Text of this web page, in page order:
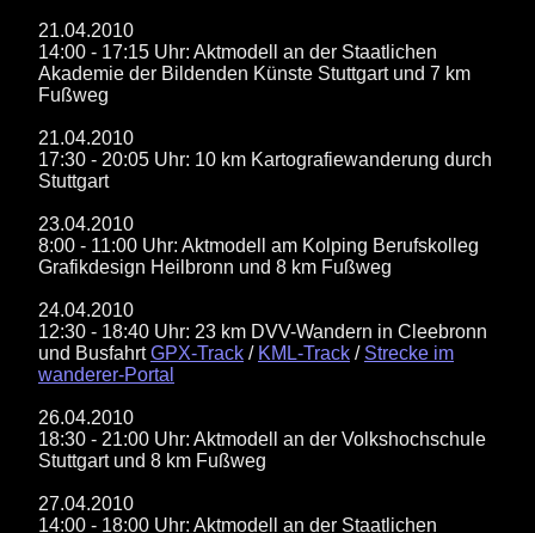
21.04.2010
14:00 - 17:15 Uhr: Aktmodell an der Staatlichen
Akademie der Bildenden Künste Stuttgart und 7 km
Fußweg
21.04.2010
17:30 - 20:05 Uhr: 10 km Kartografiewanderung durch
Stuttgart
23.04.2010
8:00 - 11:00 Uhr: Aktmodell am Kolping Berufskolleg
Grafikdesign Heilbronn und 8 km Fußweg
24.04.2010
12:30 - 18:40 Uhr: 23 km DVV-Wandern in Cleebronn
und BusfahrtGPX-Track / KML-Track / Strecke im
wanderer-Portal
26.04.2010
18:30 - 21:00 Uhr: Aktmodell an der Volkshochschule
Stuttgart und 8 km Fußweg
27.04.2010
14:00 - 18:00 Uhr: Aktmodell an der Staatlichen